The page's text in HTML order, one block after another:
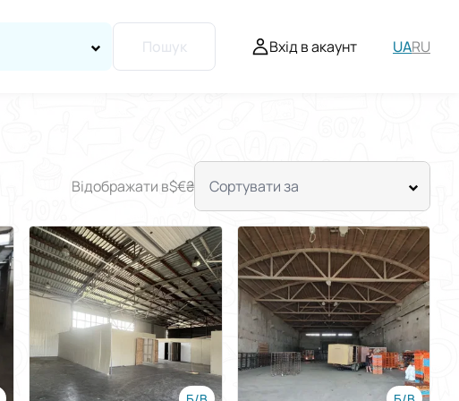
Пошук Вхід в акаунт UARU
Відображати в$€₴ Сортувати за